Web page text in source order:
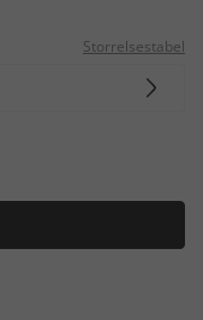
Storrelsestabel